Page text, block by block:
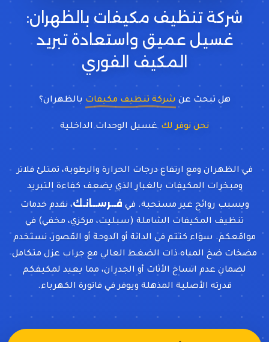
شركة تنظيف مكيفات بالظهران:
غسيل عميق واستعادة تبريد
المكيف الفوري
هل تبحث عن شركة تنظيف مكيفات بالظهران؟
نحن نوفر لك غسيل الوحدات الداخلية لمنع التسري
في الظهران ومع ارتفاع درجات الحرارة والرطوبة، تمتلئ فلاتر
ومبخرات المكيفات بالغبار الذي يضعف كفاءة التبريد
ويسبب روائح غير مستحبة. في فــرســانـك، نقدم خدمات
تنظيف المكيفات الشاملة (سبليت، مركزي، مخفي) في
مواقعكم. سواء كنتم في الدانة أو الدوحة أو القصور، نستخدم
مضخات ضخ المياه ذات الضغط العالي مع جراب عزل متكامل
لضمان عدم اتساخ الأثاث أو الجدران، مما يعيد لمكيفكم
قدرته الأصلية المذهلة ويوفر في فاتورة الكهرباء.